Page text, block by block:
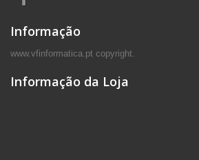
Informação
www.vfinformatica.pt copyright.
Informação da Loja